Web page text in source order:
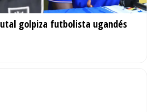
golpiza futbolista ugandés